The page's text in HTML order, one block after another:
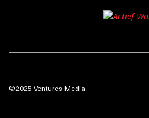
©2025 Ventures Media